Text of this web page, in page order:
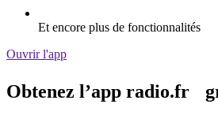
Et encore plus de fonctionnalités
Ouvrir l'app
Obtenez l’app radio.fr